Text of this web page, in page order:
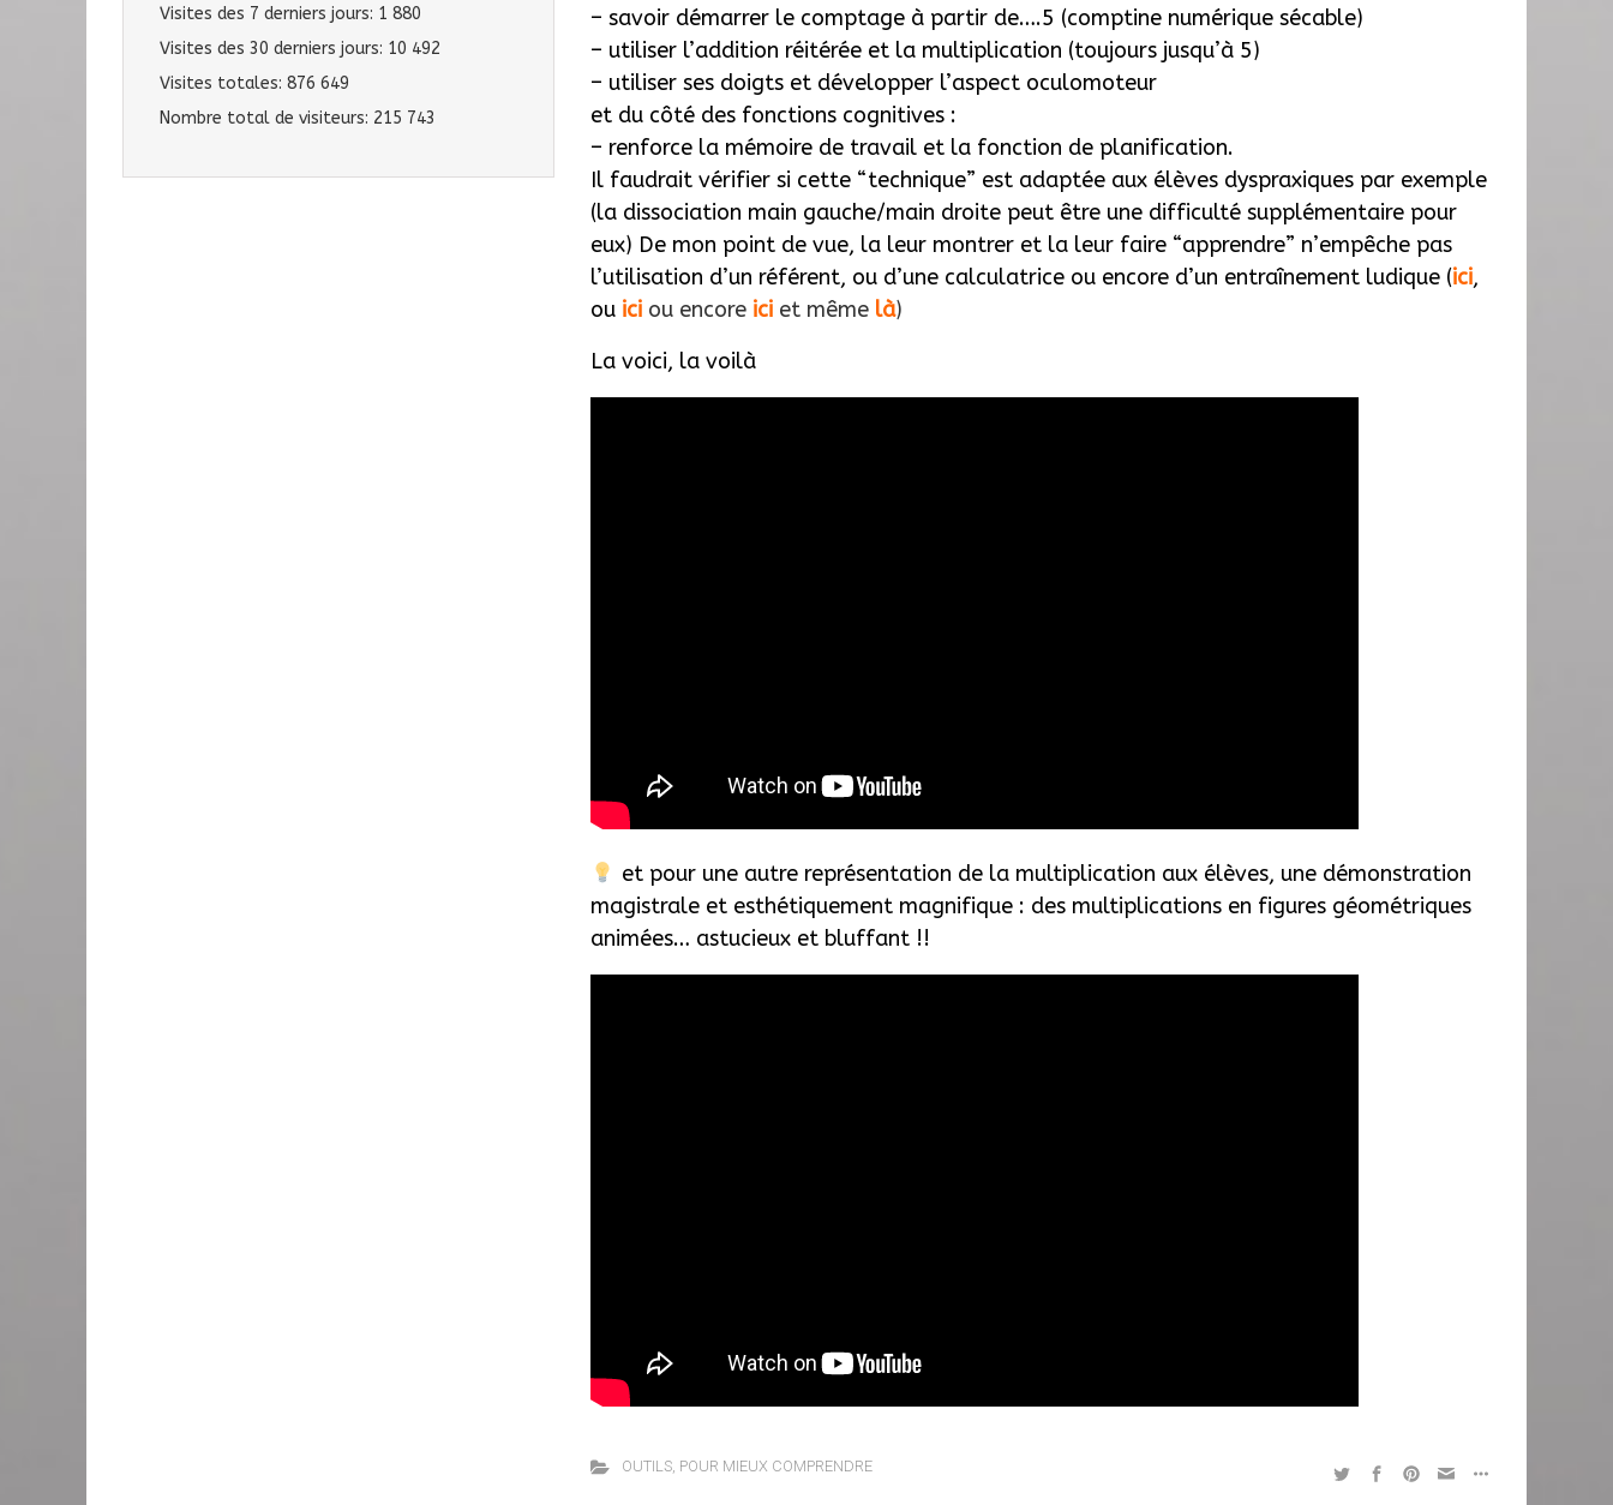
– savoir démarrer le comptage à partir de….5 (comptine numérique sécable)
– utiliser l’addition réitérée et la multiplication (toujours jusqu’à 5)
– utiliser ses doigts et développer l’aspect oculomoteur
et du côté des fonctions cognitives :
– renforce la mémoire de travail et la fonction de planification.
Il faudrait vérifier si cette “technique” est adaptée aux élèves dyspraxiques par exemple
(la dissociation main gauche/main droite peut être une difficulté supplémentaire pour
eux) De mon point de vue, la leur montrer et la leur faire “apprendre” n’empêche pas
l’utilisation d’un référent, ou d’une calculatrice ou encore d’un entraînement ludique (ici,
ou ici ou encore ici et même là)
La voici, la voilà
et pour une autre représentation de la multiplication aux élèves, une démonstration
magistrale et esthétiquement magnifique : des multiplications en figures géométriques
animées… astucieux et bluffant !!
OUTILS, POUR MIEUX COMPRENDRE
Visites des 7 derniers jours: 1 880
Visites des 30 derniers jours: 10 492
Visites totales: 876 649
Nombre total de visiteurs: 215 743